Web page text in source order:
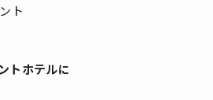
ト
トホテルに